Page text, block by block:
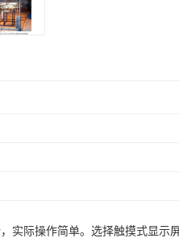
实际操作简单。选择触摸式显